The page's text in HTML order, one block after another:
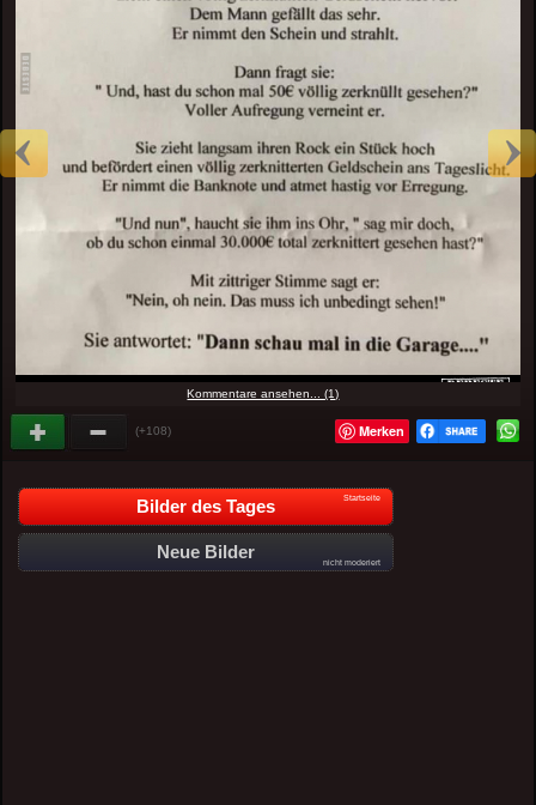
Kommentare ansehen... (1)
(+108) Merken
Bilder des Tages Startseite
Neue Bilder
nicht moderiert